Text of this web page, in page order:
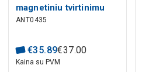
magnetiniu tvirtinimu
Sunker ELITE CB 115,
ANT0435
€35.89€37.00
Kaina su PVM